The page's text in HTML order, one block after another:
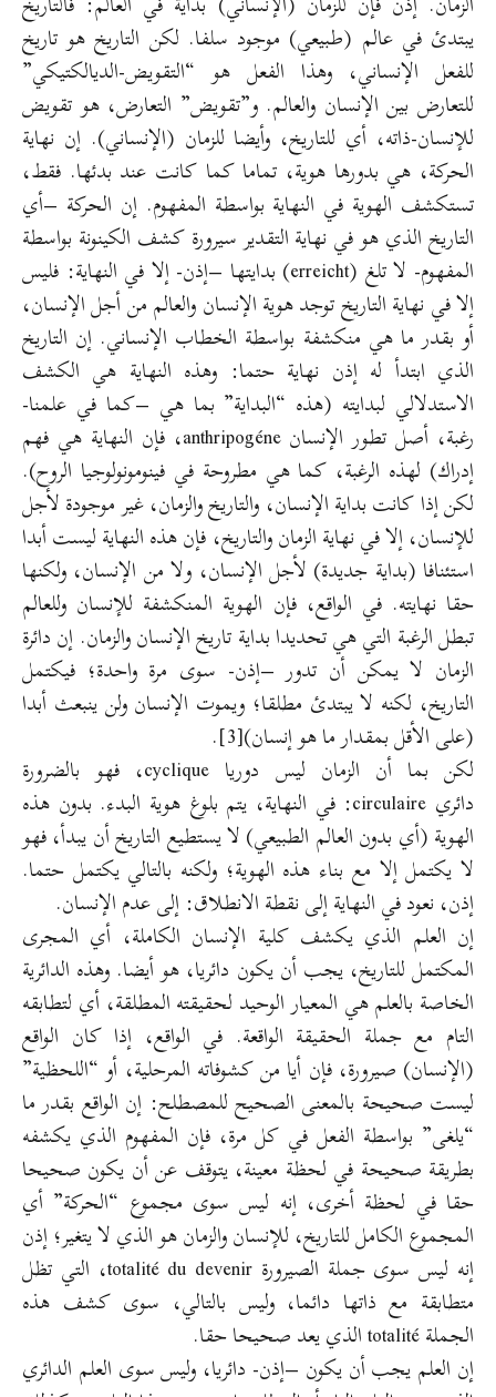
يبتدئ في عالم (طبيعي) موجود سلفا. لكن التاريخ هو تاريخ
للفعل الإنساني، وهذا الفعل هو “التقويض-الديالكتيكي”
للتعارض بين الإنسان والعالم. و”تقويض” التعارض، هو تقويض
للإنسان-ذاته، أي للتاريخ، وأيضا للزمان (الإنساني). إن نهاية
الحركة، هي بدورها هوية، تماما كما كانت عند بدئها. فقط،
تستكشف الهوية في النهاية بواسطة المفهوم. إن الحركة –أي
التاريخ الذي هو في نهاية التقدير سيرورة كشف الكينونة بواسطة
المفهوم- لا تلغ (erreicht) بدايتها –إذن- إلا في النهاية: فليس
إلا في نهاية التاريخ توجد هوية الإنسان والعالم من أجل الإنسان،
أو بقدر ما هي منكشفة بواسطة الخطاب الإنساني. إن التاريخ
الذي ابتدأ له إذن نهاية حتما: وهذه النهاية هي الكشف
الاستدلالي لبدايته (هذه “البداية” بما هي –كما في علمنا-
رغبة، أصل تطور الإنسان anthripogéne، فإن النهاية هي فهم
إدراك) لهذه الرغبة، كما هي مطروحة في فينومونولوجيا الروح).
لكن إذا كانت بداية الإنسان، والتاريخ والزمان، غير موجودة لأجل
للإنسان، إلا في نهاية الزمان والتاريخ، فإن هذه النهاية ليست أبدا
استئنافا (بداية جديدة) لأجل الإنسان، ولا من الإنسان، ولكنها
حقا نهايته. في الواقع، فإن الهوية المنكشفة للإنسان وللعالم
تبطل الرغبة التي هي تحديدا بداية تاريخ الإنسان والزمان. إن دائرة
الزمان لا يمكن أن تدور –إذن- سوى مرة واحدة؛ فيكتمل
التاريخ، لكنه لا يبتدئ مطلقا؛ ويموت الإنسان ولن ينبعث أبدا
(على الأقل بمقدار ما هو إنسان)[3]
.
لكن بما أن الزمان ليس دوريا cyclique، فهو بالضرورة
دائري circulaire: في النهاية، يتم بلوغ هوية البدء. بدون هذه
الهوية (أي بدون العالم الطبيعي) لا يستطيع التاريخ أن يبدأ، فهو
لا يكتمل إلا مع بناء هذه الهوية؛ ولكنه بالتالي يكتمل حتما.
إذن، نعود في النهاية إلى نقطة الانطلاق: إلى عدم الإنسان.
إن العلم الذي يكشف كلية الإنسان الكاملة، أي المجرى
المكتمل للتاريخ، يجب أن يكون دائريا، هو أيضا. وهذه الدائرية
الخاصة بالعلم هي المعيار الوحيد لحقيقته المطلقة، أي لتطابقه
التام مع جملة الحقيقة الواقعة. في الواقع، إذا كان الواقع
(الإنسان) صيرورة، فإن أيا من كشوفاته المرحلية، أو “اللحظية”
ليست صحيحة بالمعنى الصحيح للمصطلح: إن الواقع بقدر ما
“يلغى” بواسطة الفعل في كل مرة، فإن المفهوم الذي يكشفه
بطريقة صحيحة في لحظة معينة، يتوقف عن أن يكون صحيحا
حقا في لحظة أخرى، إنه ليس سوى مجموع “الحركة” أي
المجموع الكامل للتاريخ، للإنسان والزمان هو الذي لا يتغير؛ إذن
إنه ليس سوى جملة الصيرورة totalité du devenir، التي تظل
متطابقة مع ذاتها دائما، وليس بالتالي، سوى كشف هذه
الجملة totalité الذي يعد صحيحا حقا.
إن العلم يجب أن يكون –إذن- دائريا، وليس سوى العلم الدائري